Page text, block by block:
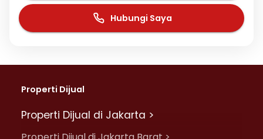
Hubungi Saya
Properti Dijual
Properti Dijual di Jakarta >